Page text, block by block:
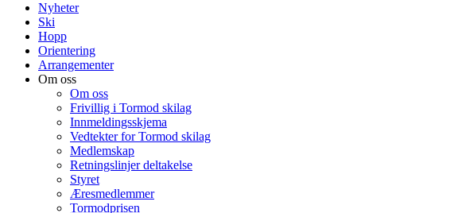
Nyheter
Ski
Hopp
Orientering
Arrangementer
Om oss
Om oss
Frivillig i Tormod skilag
Innmeldingsskjema
Vedtekter for Tormod skilag
Medlemskap
Retningslinjer deltakelse
Styret
Æresmedlemmer
Tormodprisen